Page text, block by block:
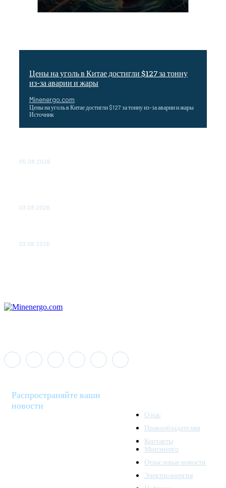
Цены на уголь в Китае достигли $127 за тонну
из-за аварии и жары
Minenergo.com
Цены на уголь в Китае достигли $127 за тонну из-за аварии и жары
Источник
05.08.2026
03.08.2026
03.08.2026
Распространяйте ваши
новости
О нас
Правообладателям
Контакты
Минэнерго
Отраслевые новости
Электроэнергия